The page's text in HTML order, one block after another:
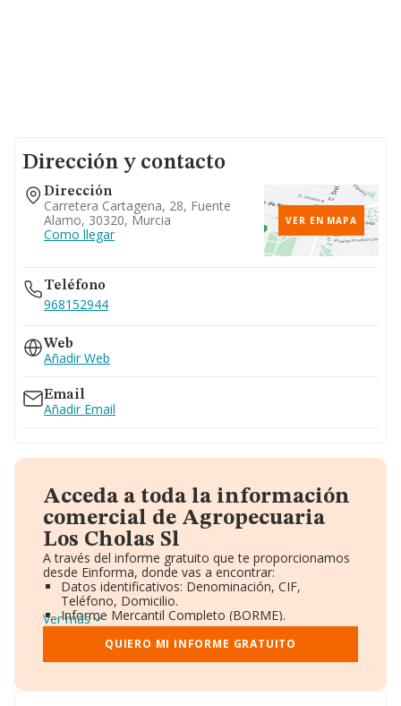
Dirección y contacto
Dirección
Carretera Cartagena, 28, Fuente
Alamo, 30320, Murcia
Como llegar
VER EN MAPA
Teléfono
968152944
Web
Añadir Web
Email
Añadir Email
Acceda a toda la información
comercial de Agropecuaria
Los Cholas Sl
A través del informe gratuito que te proporcionamos
desde Einforma, donde vas a encontrar:
Datos identificativos: Denominación, CIF,
Teléfono, Domicilio.
Informe Mercantil Completo (BORME).
Gráficos de Evolución Ventas y Empleados.
Consejo de Administración y Administradores.
Directivos y Ejecutivos.
Ver más
QUIERO MI INFORME GRATUITO